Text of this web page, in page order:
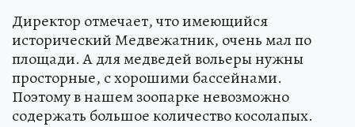
Директор отмечает, что имеющийся
исторический Медвежатник, очень мал по
площади. А для медведей вольеры нужны
просторные, с хорошими бассейнами.
Поэтому в нашем зоопарке невозможно
содержать большое количество косолапых.